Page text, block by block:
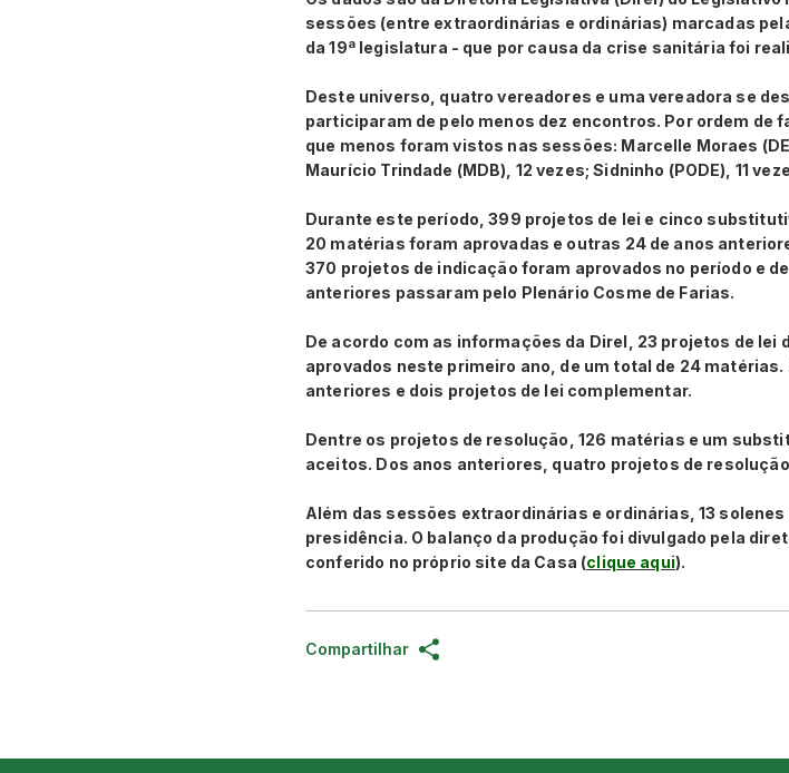
sessões (entre extraordinárias e ordinárias) marcadas
da 19ª legislatura - que por causa da crise sanitária foi
Deste universo, quatro vereadores e uma vereadora se
participaram de pelo menos dez encontros. Por ordem
que menos foram vistos nas sessões: Marcelle Moraes
Maurício Trindade (MDB), 12 vezes; Sidninho (PODE), 11
Durante este período, 399 projetos de lei e cinco
20 matérias foram aprovadas e outras 24 de anos
370 projetos de indicação foram aprovados no período e
anteriores passaram pelo Plenário Cosme de Farias.
De acordo com as informações da Direl, 23 projetos de lei
aprovados neste primeiro ano, de um total de 24
anteriores e dois projetos de lei complementar.
Dentre os projetos de resolução, 126 matérias e um
aceitos. Dos anos anteriores, quatro projetos de
Além das sessões extraordinárias e ordinárias, 13
presidência. O balanço da produção foi divulgado pela
conferido no próprio site da Casa (clique aqui).
Compartilhar